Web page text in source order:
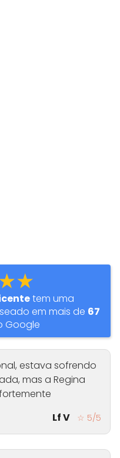
tem uma
em mais de 67
Google
estava sofrendo
mas a Regina
Lf V
☆ 5/5